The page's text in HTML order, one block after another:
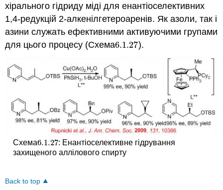
хірального гідриду міді для енантіоселективних
1,4-редукцій 2-алкенілгетероаренів. Як азоли, так і
азини служать ефективними активуючими групами
для цього процесу (Схема6.1.27
6.1.27).
Схема6.1.27
6.1.27: Енантіоселективне гідрування
захищеного аллілового спирту
Back to top